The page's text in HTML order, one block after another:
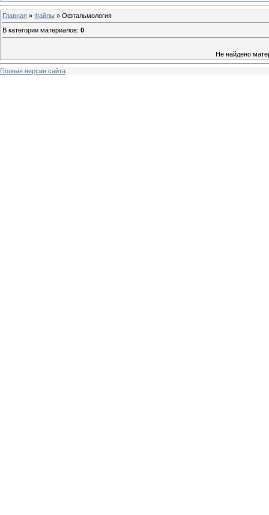
Главная » Файлы » Офтальмология
В категории материалов: 0
Не найдено
Полная версия сайта